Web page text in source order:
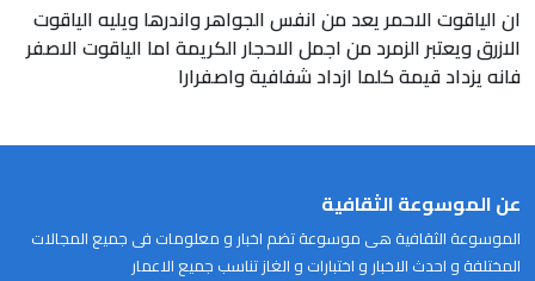
ان الياقوت الاحمر يعد من انفس الجواهر واندرها ويليه الياقوت
الازرق ويعتبر الزمرد من اجمل الاحجار الكريمة اما الياقوت الاصفر
فانه يزداد قيمة كلما ازداد شفافية واصفرارا
عن الموسوعة الثقافية
الموسوعة الثقافية هى موسوعة تضم اخبار و معلومات فى جميع المجالات
المختلفة و احدث الاخبار و اختبارات و الغاز تناسب جميع الاعمار